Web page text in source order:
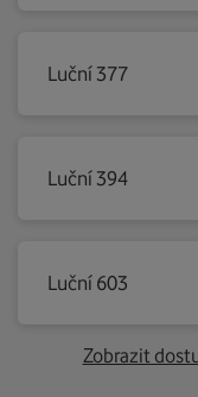
Luční 377
Luční 394
Luční 603
Zobrazit